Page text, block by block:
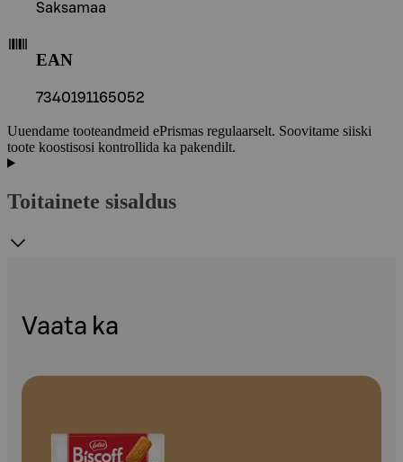
Saksamaa
EAN
7340191165052
Uuendame tooteandmeid ePrismas regulaarselt. Soovitame siiski
toote koostisosi kontrollida ka pakendilt.
Toitainete sisaldus
Vaata ka